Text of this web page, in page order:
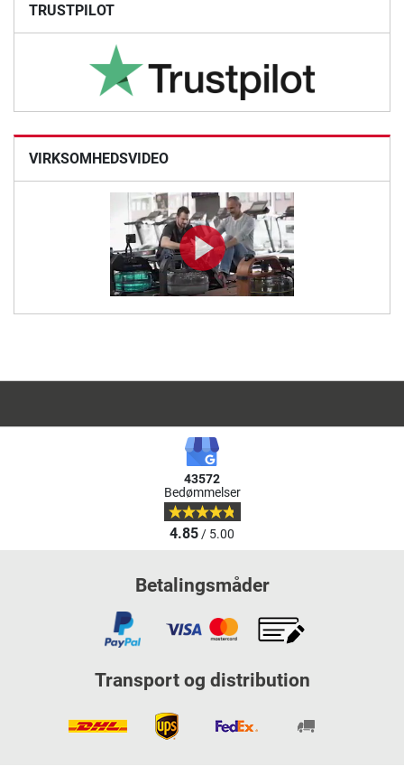
TRUSTPILOT
VIRKSOMHEDSVIDEO
43572
Bedømmelser
4.85/ 5.00
Betalingsmåder
Transport og distribution